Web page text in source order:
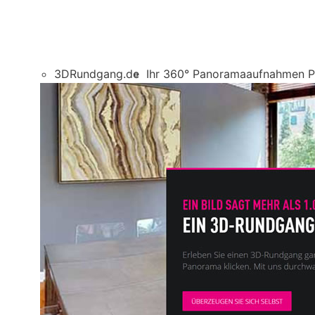
3DRundgang.de Ihr 360° Panoramaaufnahmen